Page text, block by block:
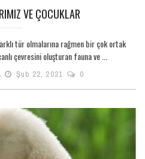
VE ÇOCUKLAR
tür olmalarına rağmen bir çok ortak
çevresini oluşturan fauna ve ...
Şub 22, 2021 0